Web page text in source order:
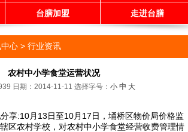
台膳加盟 走进台膳
心 > 行业资讯
农村中小学食堂运营状况
日期：2014-11-11 选择字号： 小 中 大
分享:10月 13日至10月 17日，埇桥区物价局价格监
区农村学校，对农村中小学食堂经营收费管理情